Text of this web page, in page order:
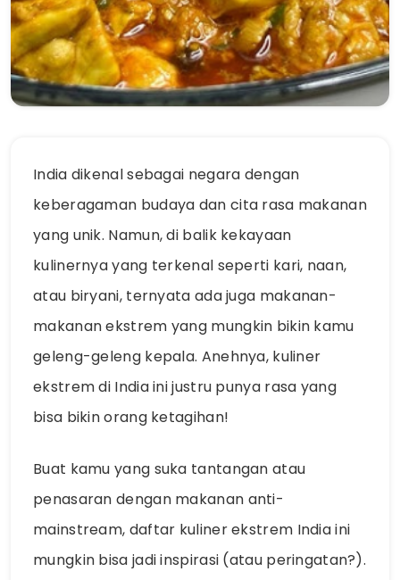
India dikenal sebagai negara dengan
keberagaman budaya dan cita rasa makanan
yang unik. Namun, di balik kekayaan
kulinernya yang terkenal seperti kari, naan,
atau biryani, ternyata ada juga makanan-
makanan ekstrem yang mungkin bikin kamu
geleng-geleng kepala. Anehnya, kuliner
ekstrem di India ini justru punya rasa yang
bisa bikin orang ketagihan!
Buat kamu yang suka tantangan atau
penasaran dengan makanan anti-
mainstream, daftar kuliner ekstrem India ini
mungkin bisa jadi inspirasi (atau peringatan?).